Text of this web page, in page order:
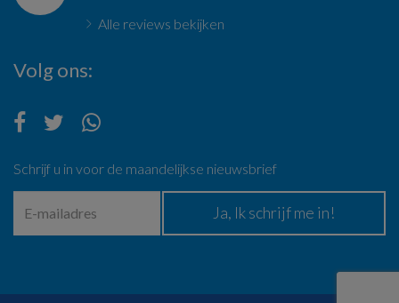
Alle reviews bekijken
Volg ons
Schrijf u in voor de maandelijkse nieuwsbrief
Ja, Ik schrijf me in!